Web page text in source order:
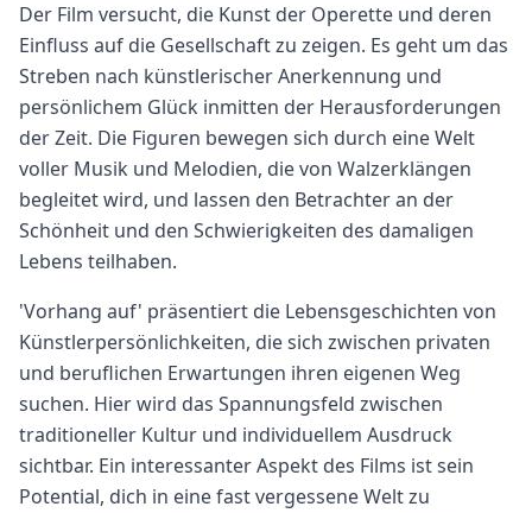
Der Film versucht, die Kunst der Operette und deren
Einfluss auf die Gesellschaft zu zeigen. Es geht um das
Streben nach künstlerischer Anerkennung und
persönlichem Glück inmitten der Herausforderungen
der Zeit. Die Figuren bewegen sich durch eine Welt
voller Musik und Melodien, die von Walzerklängen
begleitet wird, und lassen den Betrachter an der
Schönheit und den Schwierigkeiten des damaligen
Lebens teilhaben.
'Vorhang auf' präsentiert die Lebensgeschichten von
Künstlerpersönlichkeiten, die sich zwischen privaten
und beruflichen Erwartungen ihren eigenen Weg
suchen. Hier wird das Spannungsfeld zwischen
traditioneller Kultur und individuellem Ausdruck
sichtbar. Ein interessanter Aspekt des Films ist sein
Potential, dich in eine fast vergessene Welt zu